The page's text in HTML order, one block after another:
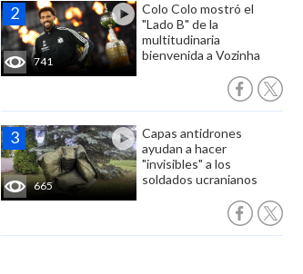
741
Colo Colo mostró el
"Lado B" de la
multitudinaria
bienvenida a Vozinha
665
Capas antidrones
ayudan a hacer
"invisibles" a los
soldados ucranianos